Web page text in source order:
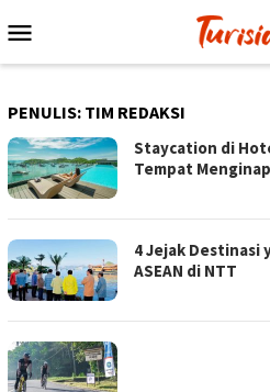
ke
Mobile
PENULIS: TIM REDAKSI
Staycation di
Tempat
4 Jejak Destinasi
ASEAN di NTT